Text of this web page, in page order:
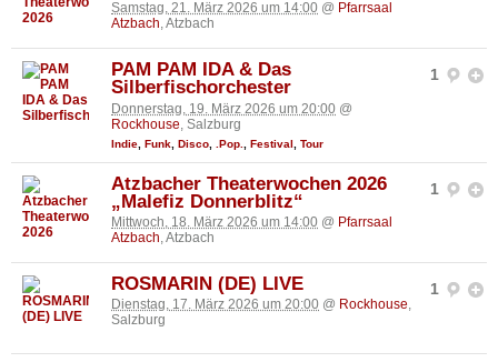
Samstag, 21. März 2026 um 14:00 @ Pfarrsaal
Atzbach, Atzbach
1
PAM PAM IDA & Das
Silberfischorchester
Donnerstag, 19. März 2026 um 20:00 @
Rockhouse , Salzburg
Indie Funk Disco .Pop. Festival Tour
1
Atzbacher Theaterwochen 2026
„Malefiz Donnerblitz“
Mittwoch, 18. März 2026 um 14:00 @ Pfarrsaal
Atzbach, Atzbach
1
ROSMARIN (DE) LIVE
Dienstag, 17. März 2026 um 20:00 @ Rockhouse,
Salzburg